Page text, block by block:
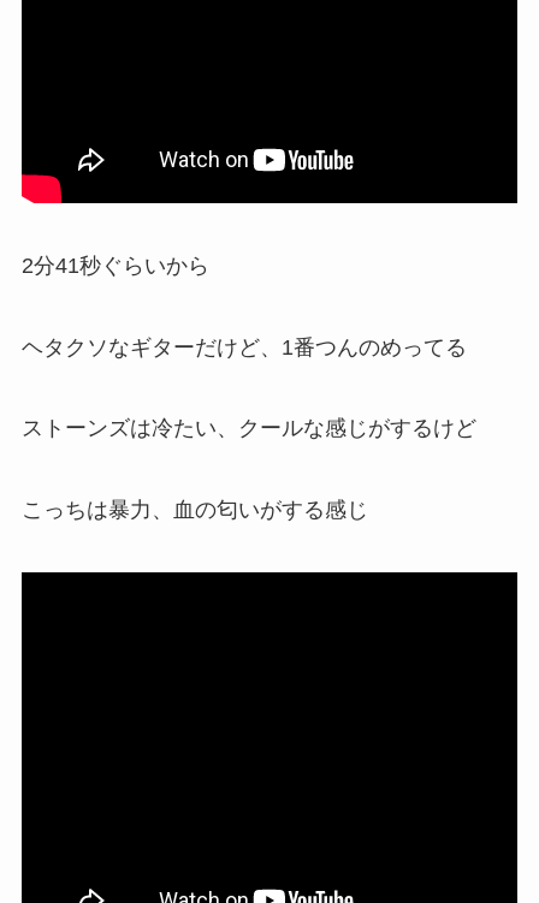
2分41秒ぐらいから
ヘタクソなギターだけど、1番つんのめってる
ストーンズは冷たい、クールな感じがするけど
こっちは暴力、血の匂いがする感じ